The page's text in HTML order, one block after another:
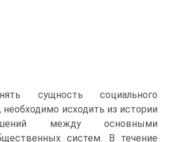
сущность социального
необходимо исходить из истории
между основными
систем. В течение